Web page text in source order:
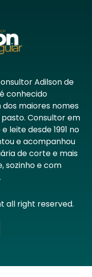
Adilson de
conhecido
maiores nomes
Consultor em
leite desde 1991 no
e acompanhou
de corte e mais
sozinho e com
all right reserved.